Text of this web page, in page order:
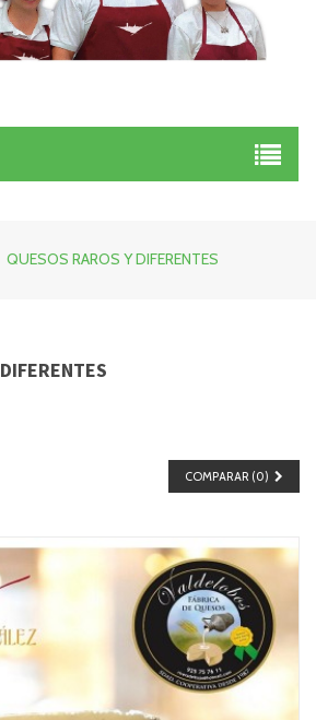
QUESOS RAROS Y DIFERENTES
COMPARAR (0)